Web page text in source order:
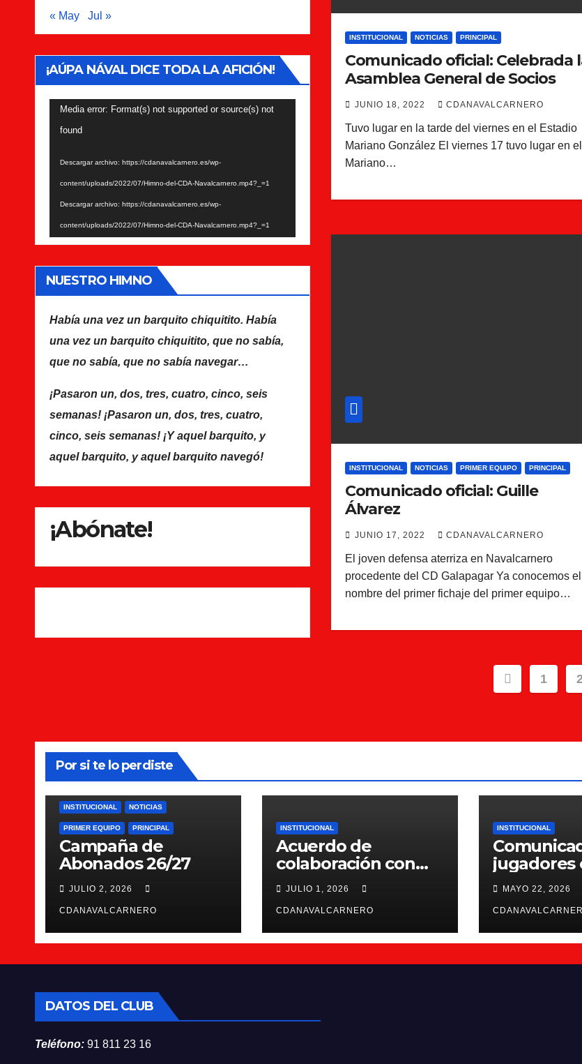
« May Jul »
¡AÚPA NÁVAL DICE TODA LA AFICIÓN!
Reproductor
de
Media error: Format(s) not supported or source(s) not
found
Descargar archivo: https://cdanavalcarnero.es/wp-
content/uploads/2022/07/Himno-del-CDA-Navalcarnero.mp4?_=1
Descargar archivo: https://cdanavalcarnero.es/wp-
content/uploads/2022/07/Himno-del-CDA-Navalcarnero.mp4?_=1
NUESTRO HIMNO
Había una vez un barquito chiquitito. Había
una vez un barquito chiquitito, que no sabía,
que no sabía, que no sabía navegar…
¡Pasaron un, dos, tres, cuatro, cinco, seis
semanas! ¡Pasaron un, dos, tres, cuatro,
cinco, seis semanas! ¡Y aquel barquito, y
aquel barquito, y aquel barquito navegó!
¡Abónate!
INSTITUCIONAL NOTICIAS PRINCIPAL
Comunicado oficial: Celebrada
Asamblea General de Socios
JUNIO 18, 2022 CDANAVALCARNERO
Tuvo lugar en la tarde del viernes en el Estadio
Mariano González El viernes 17 tuvo lugar en el
Mariano…
INSTITUCIONAL NOTICIAS PRIMER EQUIPO PRINCIPAL
Comunicado oficial: Guille
Álvarez
JUNIO 17, 2022 CDANAVALCARNERO
El joven defensa aterriza en Navalcarnero
procedente del CD Galapagar Ya conocemos el
nombre del primer fichaje del primer equipo…
entradas
1
Por si te lo perdiste
INSTITUCIONAL NOTICIAS
PRIMER EQUIPO PRINCIPAL
Campaña de
Abonados 26/27
JULIO 2, 2026
CDANAVALCARNERO
INSTITUCIONAL
Acuerdo de
colaboración con
Scientiffic Nutrition
JULIO 1, 2026
CDANAVALCARNERO
INSTITUCIONAL
jugadores
contrato
26/27
MAYO 22, 2026
DATOS DEL CLUB
Teléfono: 91 811 23 16